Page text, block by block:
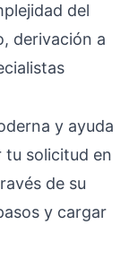
del
derivación a
y ayuda
tu solicitud en
de su
y cargar